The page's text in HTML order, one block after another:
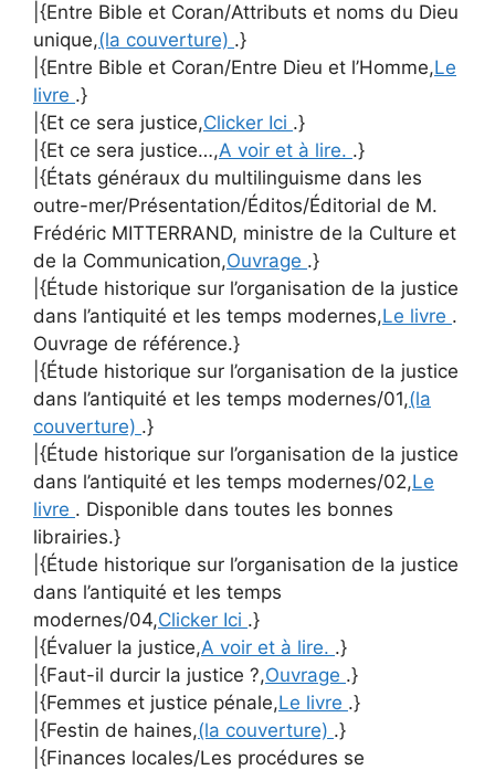
|{Entre Bible et Coran/Attributs et noms du Dieu
unique,(la couverture) .}
|{Entre Bible et Coran/Entre Dieu et l’Homme,Le
livre .}
|{Et ce sera justice,Clicker Ici .}
|{Et ce sera justice…,A voir et à lire. .}
|{États généraux du multilinguisme dans les
outre-mer/Présentation/Éditos/Éditorial de M.
Frédéric MITTERRAND, ministre de la Culture et
de la Communication,Ouvrage .}
|{Étude historique sur l’organisation de la justice
dans l’antiquité et les temps modernes,Le livre .
Ouvrage de référence.}
|{Étude historique sur l’organisation de la justice
dans l’antiquité et les temps modernes/01,(la
couverture) .}
|{Étude historique sur l’organisation de la justice
dans l’antiquité et les temps modernes/02,Le
livre . Disponible dans toutes les bonnes
librairies.}
|{Étude historique sur l’organisation de la justice
dans l’antiquité et les temps
modernes/04,Clicker Ici .}
|{Évaluer la justice,A voir et à lire. .}
|{Faut-il durcir la justice ?,Ouvrage .}
|{Femmes et justice pénale,Le livre .}
|{Festin de haines,(la couverture) .}
|{Finances locales/Les procédures se